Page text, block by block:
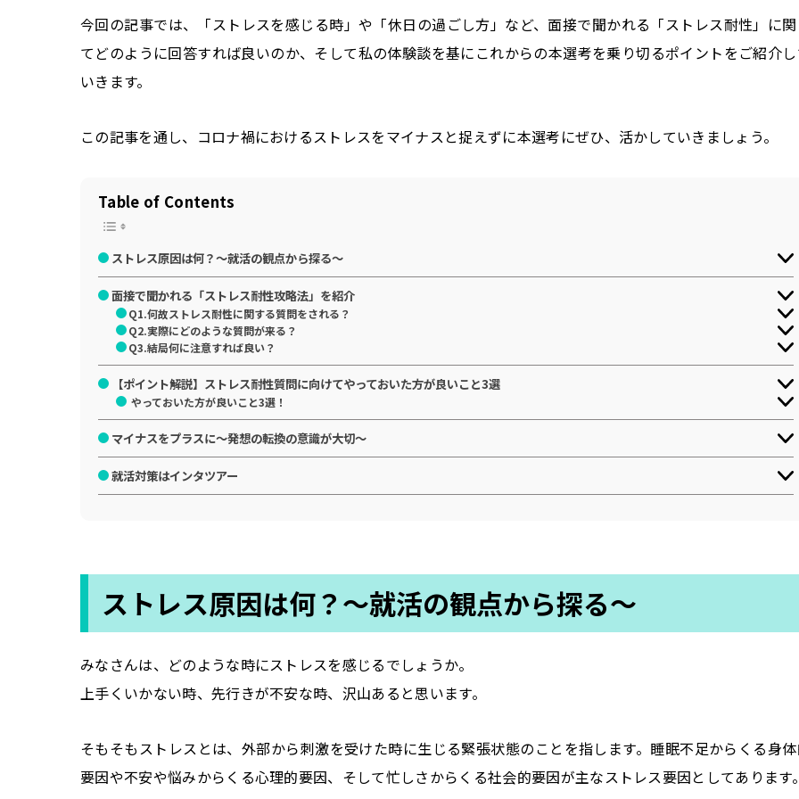
今回の記事では、「ストレスを感じる時」や「休日の過ごし方」など、面接で聞かれる「ストレス耐性」に
てどのように回答すれば良いのか、そして私の体験談を基にこれからの本選考を乗り切るポイントをご紹介
いきます。
この記事を通し、コロナ禍におけるストレスをマイナスと捉えずに本選考にぜひ、活かしていきましょう。
Table of Contents
ストレス原因は何？～就活の観点から探る～
面接で聞かれる「ストレス耐性攻略法」を紹介
Q1.何故ストレス耐性に関する質問をされる？
Q2.実際にどのような質問が来る？
Q3.結局何に注意すれば良い？
【ポイント解説】ストレス耐性質問に向けてやっておいた方が良いこと3選
やっておいた方が良いこと3選！
マイナスをプラスに～発想の転換の意識が大切～
就活対策はインタツアー
ストレス原因は何？～就活の観点から探る～
みなさんは、どのような時にストレスを感じるでしょうか。
上手くいかない時、先行きが不安な時、沢山あると思います。
そもそもストレスとは、外部から刺激を受けた時に生じる緊張状態のことを指します。睡眠不足からくる身
要因や不安や悩みからくる心理的要因、そして忙しさからくる社会的要因が主なストレス要因としてあります